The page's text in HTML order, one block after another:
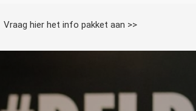
Vraag hier het info pakket aan >>